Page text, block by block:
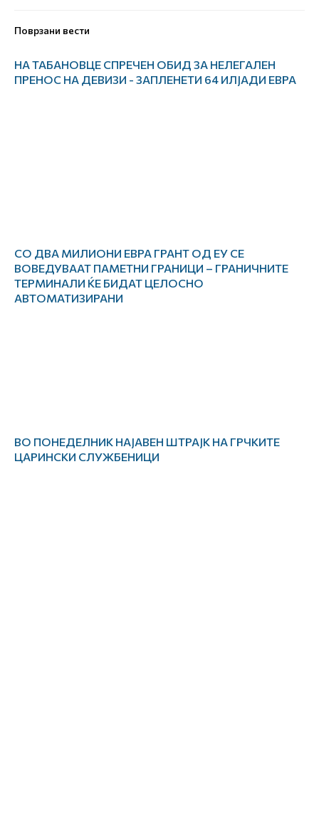
Поврзани вести
НА ТАБАНОВЦЕ СПРЕЧЕН ОБИД ЗА НЕЛЕГАЛЕН
ПРЕНОС НА ДЕВИЗИ - ЗАПЛЕНЕТИ 64 ИЛЈАДИ ЕВРА
СО ДВА МИЛИОНИ ЕВРА ГРАНТ ОД ЕУ СЕ
ВОВЕДУВААТ ПАМЕТНИ ГРАНИЦИ – ГРАНИЧНИТЕ
ТЕРМИНАЛИ ЌЕ БИДАТ ЦЕЛОСНО
АВТОМАТИЗИРАНИ
ВО ПОНЕДЕЛНИК НАЈАВЕН ШТРАЈК НА ГРЧКИТЕ
ЦАРИНСКИ СЛУЖБЕНИЦИ